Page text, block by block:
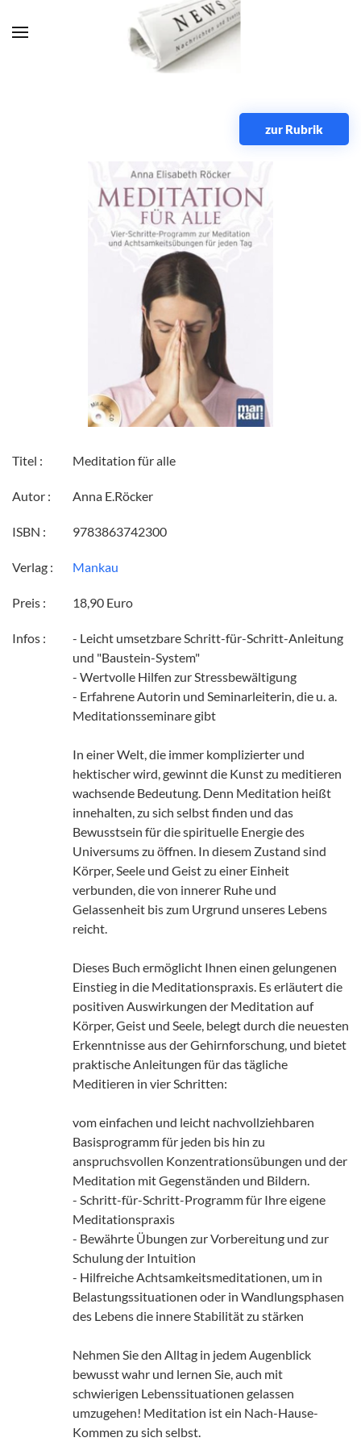
Zum Hauptinhalt springen
zur Rubrik
Titel : Meditation für alle
Autor : Anna E.Röcker
ISBN : 9783863742300
Verlag : Mankau
Preis : 18,90 Euro
Infos :
- Leicht umsetzbare Schritt-für-Schritt-Anleitung
und "Baustein-System"
- Wertvolle Hilfen zur Stressbewältigung
- Erfahrene Autorin und Seminarleiterin, die u. a.
Meditationsseminare gibt
In einer Welt, die immer komplizierter und
hektischer wird, gewinnt die Kunst zu meditieren
wachsende Bedeutung. Denn Meditation heißt
innehalten, zu sich selbst finden und das
Bewusstsein für die spirituelle Energie des
Universums zu öffnen. In diesem Zustand sind
Körper, Seele und Geist zu einer Einheit
verbunden, die von innerer Ruhe und
Gelassenheit bis zum Urgrund unseres Lebens
reicht.
Dieses Buch ermöglicht Ihnen einen gelungenen
Einstieg in die Meditationspraxis. Es erläutert die
positiven Auswirkungen der Meditation auf
Körper, Geist und Seele, belegt durch die neuesten
Erkenntnisse aus der Gehirnforschung, und bietet
praktische Anleitungen für das tägliche
Meditieren in vier Schritten:
vom einfachen und leicht nachvollziehbaren
Basisprogramm für jeden bis hin zu
anspruchsvollen Konzentrationsübungen und der
Meditation mit Gegenständen und Bildern.
- Schritt-für-Schritt-Programm für Ihre eigene
Meditationspraxis
- Bewährte Übungen zur Vorbereitung und zur
Schulung der Intuition
- Hilfreiche Achtsamkeitsmeditationen, um in
Belastungssituationen oder in Wandlungsphasen
des Lebens die innere Stabilität zu stärken
Nehmen Sie den Alltag in jedem Augenblick
bewusst wahr und lernen Sie, auch mit
schwierigen Lebenssituationen gelassen
umzugehen! Meditation ist ein Nach-Hause-
Kommen zu sich selbst.